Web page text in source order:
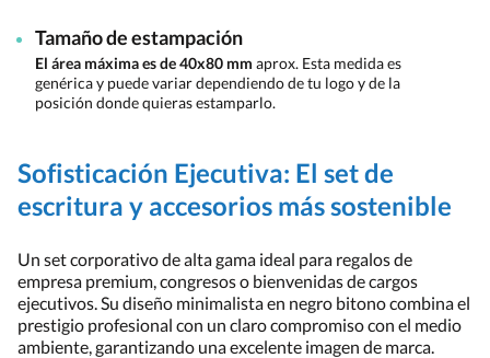
Tamaño de estampación
El área máxima es de 40x80 mm aprox. Esta medida es
genérica y puede variar dependiendo de tu logo y de la
posición donde quieras estamparlo.
Sofisticación Ejecutiva: El set de
escritura y accesorios más sostenible
Un set corporativo de alta gama ideal para regalos de
empresa premium, congresos o bienvenidas de cargos
ejecutivos. Su diseño minimalista en negro bitono combina el
prestigio profesional con un claro compromiso con el medio
ambiente, garantizando una excelente imagen de marca.